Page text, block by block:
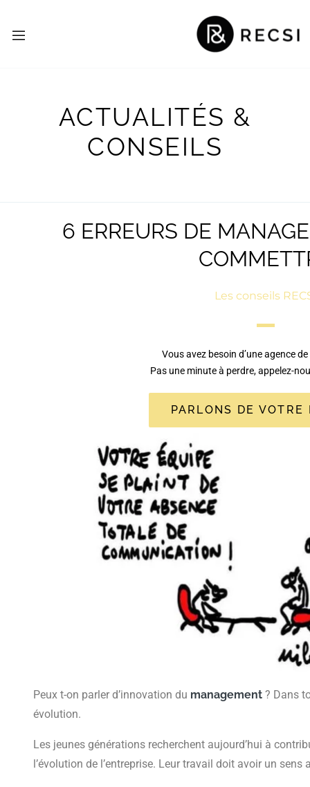
ACTUALITÉS &
CONSEILS
6 ERREURS DE
Les conseils
Vous avez besoin d’une agence
Pas une minute à perdre, appelez-
PARLONS DE VOTRE
Peux t-on parler d’innovation du management ? Dans
évolution.
Les jeunes générations recherchent aujourd’hui à
l’évolution de l’entreprise. Leur travail doit avoir un